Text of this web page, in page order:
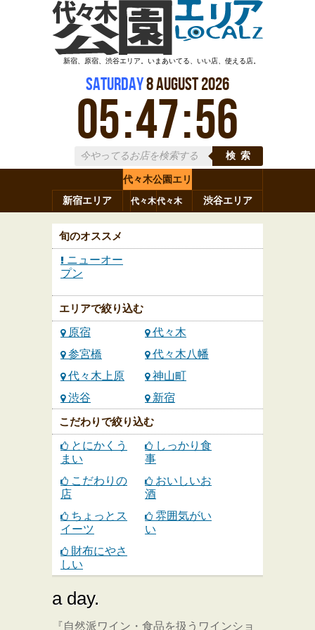
新宿、原宿、渋谷エリア。いまあいてる、いい店、使える店。
Saturday8August2026
05:47:57
検索
新宿エリア
代々木公園エリ
ア
渋谷エリア
原宿 代々木参宮橋
代々木
八幡
代々木
上原 神山町 渋谷 新宿
旬のオススメ
ニューオー
プン
エリアで絞り込む
原宿
代々木
参宮橋
代々木八幡
代々木上原
神山町
渋谷
新宿
こだわりで絞り込む
とにかくう
まい
しっかり食
事
こだわりの
店
おいしいお
酒
ちょっとス
イーツ
雰囲気がい
い
財布にやさ
しい
a day.
『自然派ワイン・食品を扱うワインショ